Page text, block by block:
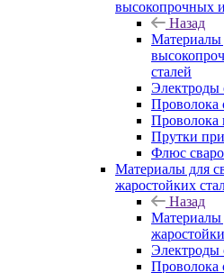
высокопрочных
Назад
Материалы
сталей
Электроды
Проволока
Проволока
Прутки
Флюс
Материалы для
жаростойких
Назад
Материалы
Электроды
Проволока